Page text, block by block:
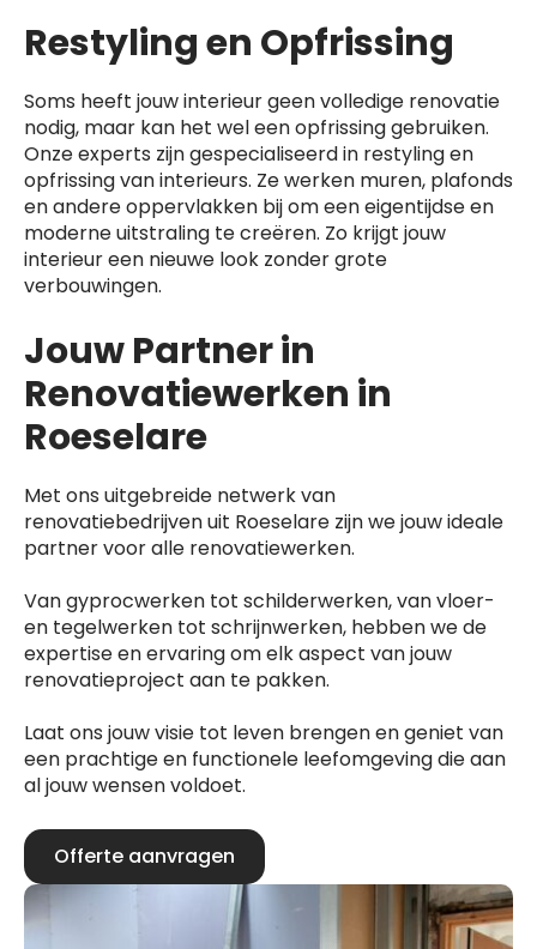
Restyling en Opfrissing
Soms heeft jouw interieur geen volledige renovatie
nodig, maar kan het wel een opfrissing gebruiken.
Onze experts zijn gespecialiseerd in restyling en
opfrissing van interieurs. Ze werken muren, plafonds
en andere oppervlakken bij om een eigentijdse en
moderne uitstraling te creëren. Zo krijgt jouw
interieur een nieuwe look zonder grote
verbouwingen.
Jouw Partner in
Renovatiewerken in
Roeselare
Met ons uitgebreide netwerk van
renovatiebedrijven uit Roeselare zijn we jouw ideale
partner voor alle renovatiewerken.
Van gyprocwerken tot schilderwerken, van vloer-
en tegelwerken tot schrijnwerken, hebben we de
expertise en ervaring om elk aspect van jouw
renovatieproject aan te pakken.
Laat ons jouw visie tot leven brengen en geniet van
een prachtige en functionele leefomgeving die aan
al jouw wensen voldoet.
Offerte aanvragen